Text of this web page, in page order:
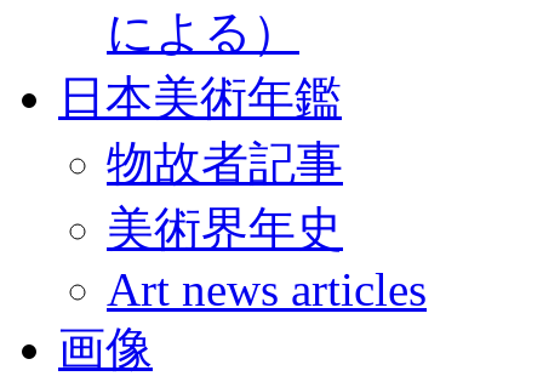
による）
日本美術年鑑
物故者記事
美術界年史
Art news articles
画像